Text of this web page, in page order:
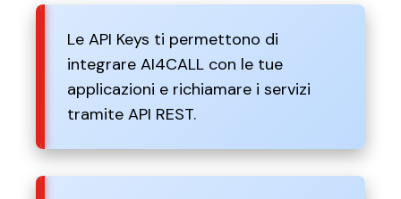
Le API Keys ti permettono di
integrare AI4CALL con le tue
applicazioni e richiamare i servizi
tramite API REST.